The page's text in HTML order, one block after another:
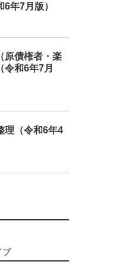
年7月版）
原債権者・楽
令和6年7月
理（令和6年4
ブ